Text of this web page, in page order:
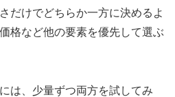
だけでどちらか一方に決めるよ
格など他の要素を優先して選ぶ
は、少量ずつ両方を試してみ